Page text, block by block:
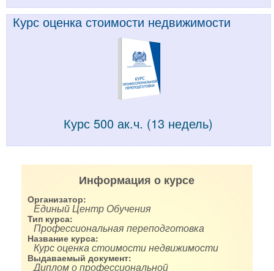
Курс оценка стоимости недвижимости
Курс 500 ак.ч. (13 недель)
Информация о курсе
Организатор:
Единый Центр Обучения
Тип курса:
Профессиональная переподготовка
Название курса:
Курс оценка стоимости недвижимости
Выдаваемый документ:
Диплом о профессиональной